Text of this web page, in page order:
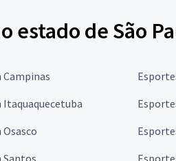
estado de São
Itaquaquecetuba
Santos